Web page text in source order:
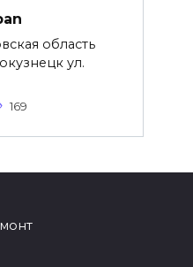
область
ул.
169